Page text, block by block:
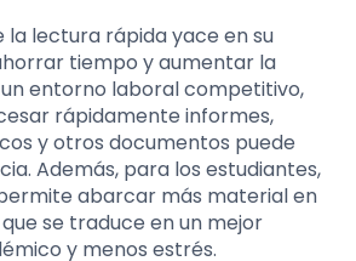
la lectura rápida yace en su
tiempo y aumentar la
entorno laboral competitivo,
rápidamente informes,
y otros documentos puede
Además, para los estudiantes,
abarcar más material en
se traduce en un mejor
y menos estrés.